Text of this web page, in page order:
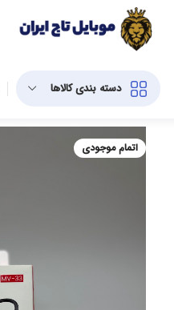
دسته بندی کالاها
اتمام موجودی